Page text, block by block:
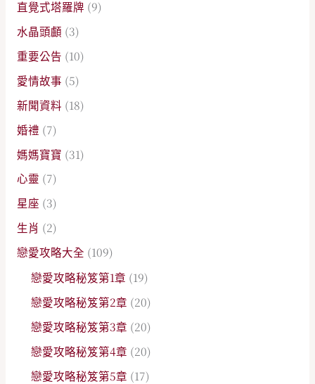
直覺式塔羅牌 (9)
水晶頭顱 (3)
重要公告 (10)
愛情故事 (5)
新聞資料 (18)
婚禮 (7)
媽媽寶寶 (31)
心靈 (7)
星座 (3)
生肖 (2)
戀愛攻略大全 (109)
戀愛攻略秘笈第1章 (19)
戀愛攻略秘笈第2章 (20)
戀愛攻略秘笈第3章 (20)
戀愛攻略秘笈第4章 (20)
戀愛攻略秘笈第5章 (17)